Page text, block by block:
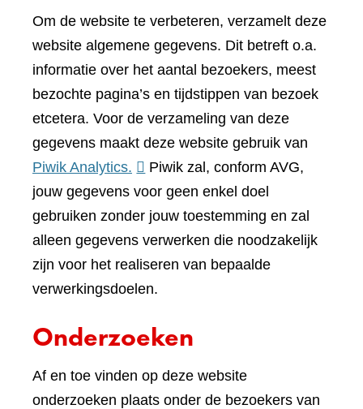
Om de website te verbeteren, verzamelt deze
website algemene gegevens. Dit betreft o.a.
informatie over het aantal bezoekers, meest
bezochte pagina’s en tijdstippen van bezoek
etcetera. Voor de verzameling van deze
gegevens maakt deze website gebruik van
Piwik Analytics. (verwijst
naar
een
andere
website)
Piwik zal, conform AVG,
jouw gegevens voor geen enkel doel
gebruiken zonder jouw toestemming en zal
alleen gegevens verwerken die noodzakelijk
zijn voor het realiseren van bepaalde
verwerkingsdoelen.
Onderzoeken
Af en toe vinden op deze website
onderzoeken plaats onder de bezoekers van